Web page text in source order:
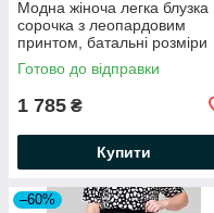
Модна жіноча легка блузка
сорочка з леопардовим
принтом, батальні розміри
Готово до відправки
1 785 ₴
Купити
–60%